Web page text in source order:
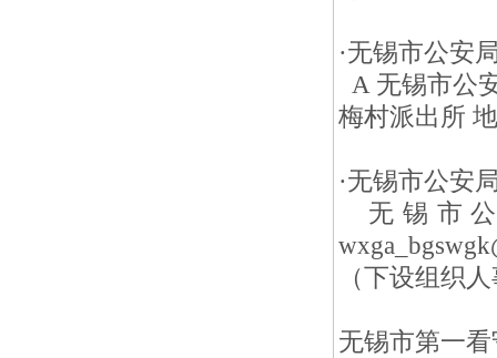
·无锡市公安
A 无锡市公
梅村派出所
·无锡市公安
无锡市
（下设组织
无锡市第一